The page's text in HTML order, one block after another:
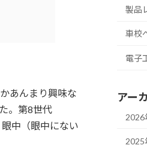
あんまり興味な
。第8世代
中（眼中にない
製品
車校
電子
アー
2026
2025